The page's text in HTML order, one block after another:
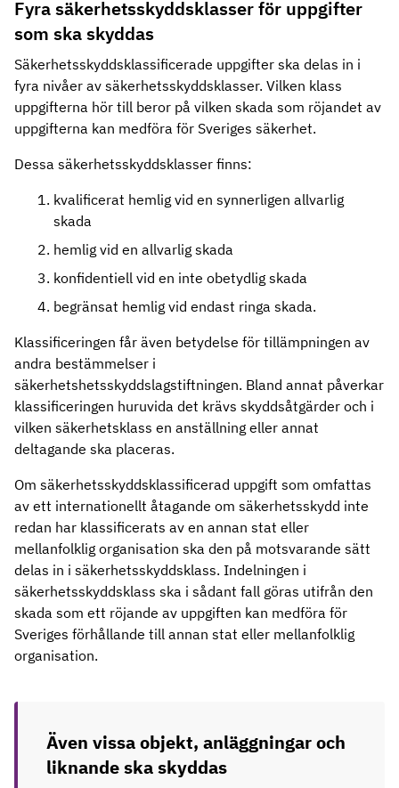
Fyra säkerhetsskyddsklasser för uppgifter
som ska skyddas
Säkerhetsskyddsklassificerade uppgifter ska delas in i
fyra nivåer av säkerhetsskyddsklasser. Vilken klass
uppgifterna hör till beror på vilken skada som röjandet av
uppgifterna kan medföra för Sveriges säkerhet.
Dessa säkerhetsskyddsklasser finns:
kvalificerat hemlig vid en synnerligen allvarlig
skada
hemlig vid en allvarlig skada
konfidentiell vid en inte obetydlig skada
begränsat hemlig vid endast ringa skada.
Klassificeringen får även betydelse för tillämpningen av
andra bestämmelser i
säkerhetshetsskyddslagstiftningen. Bland annat påverkar
klassificeringen huruvida det krävs skyddsåtgärder och i
vilken säkerhetsklass en anställning eller annat
deltagande ska placeras.
Om säkerhetsskyddsklassificerad uppgift som omfattas
av ett internationellt åtagande om säkerhetsskydd inte
redan har klassificerats av en annan stat eller
mellanfolklig organisation ska den på motsvarande sätt
delas in i säkerhetsskyddsklass. Indelningen i
säkerhetsskyddsklass ska i sådant fall göras utifrån den
skada som ett röjande av uppgiften kan medföra för
Sveriges förhållande till annan stat eller mellanfolklig
organisation.
Även vissa objekt, anläggningar och
liknande ska skyddas